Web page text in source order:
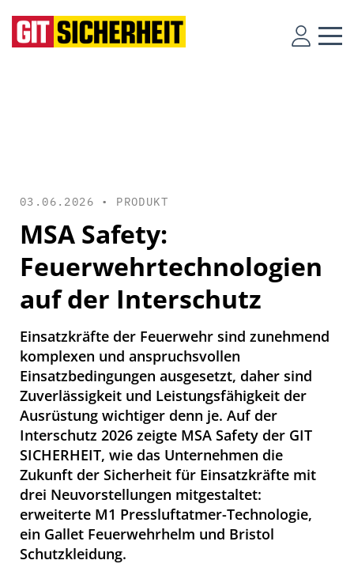
03.06.2026 • PRODUKT
MSA Safety:
Feuerwehrtechnologien
auf der Interschutz
Einsatzkräfte der Feuerwehr sind zunehmend
komplexen und anspruchsvollen
Einsatzbedingungen ausgesetzt, daher sind
Zuverlässigkeit und Leistungsfähigkeit der
Ausrüstung wichtiger denn je. Auf der
Interschutz 2026 zeigte MSA Safety der GIT
SICHERHEIT, wie das Unternehmen die
Zukunft der Sicherheit für Einsatzkräfte mit
drei Neuvorstellungen mitgestaltet:
erweiterte M1 Pressluftatmer-Technologie,
ein Gallet Feuerwehrhelm und Bristol
Schutzkleidung.